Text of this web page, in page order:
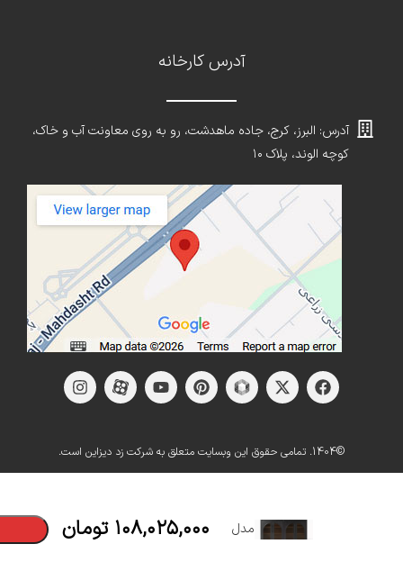
آدرس کارخانه
آدرس: البرز، کرج، جاده ماهدشت، رو به روی معاونت آب و خاک،
کوچه الوند، پلاک ۱۰
©1404. تمامی حقوق این وبسایت متعلق به شرکت زد دیزاین است.
کنسول
مدل
۱۰۸,۰۲۵,۰۰۰ تومان